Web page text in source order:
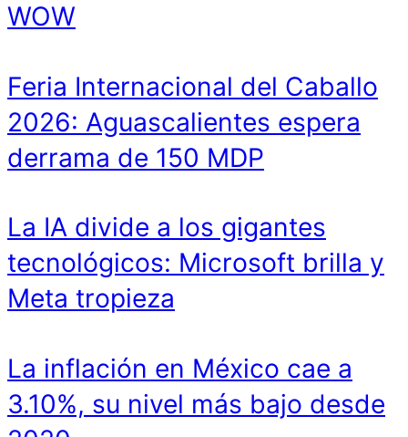
WOW
Feria Internacional del Caballo
2026: Aguascalientes espera
derrama de 150 MDP
La IA divide a los gigantes
tecnológicos: Microsoft brilla y
Meta tropieza
La inflación en México cae a
3.10%, su nivel más bajo desde